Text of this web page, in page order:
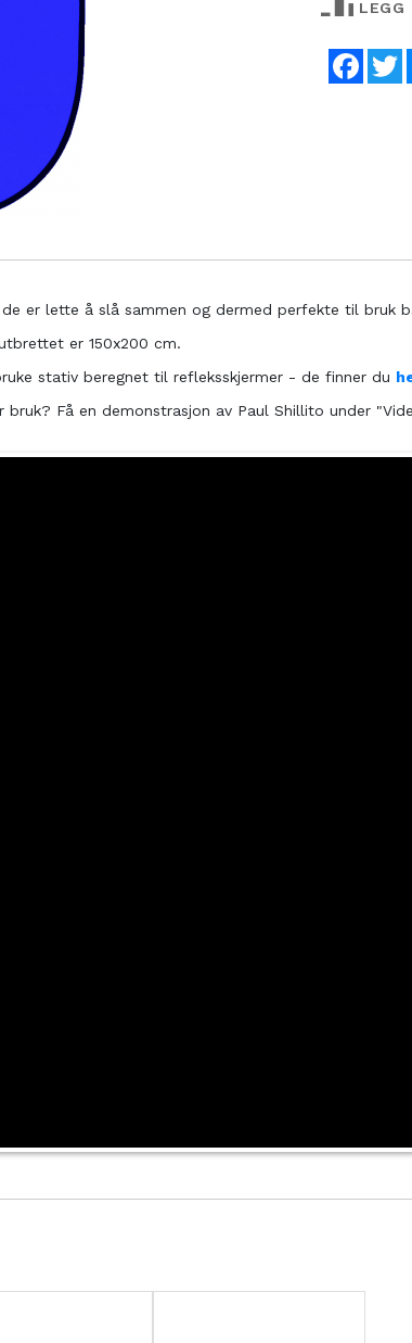
LEGG
er lette å slå sammen og dermed perfekte til
er 150x200 cm.
stativ beregnet til refleksskjermer - de finner du
Få en demonstrasjon av Paul Shillito under